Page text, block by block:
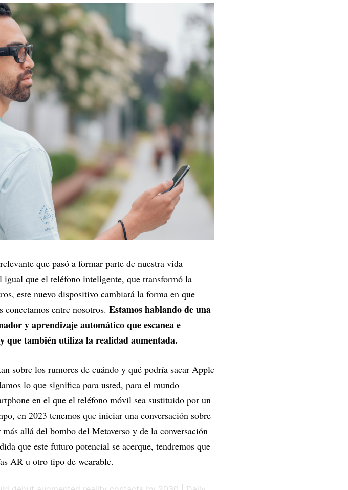
que pasó a formar parte de nuestra vida
que el teléfono inteligente, que transformó la
este nuevo dispositivo cambiará la forma en que
entre nosotros. Estamos hablando de una
y aprendizaje automático que escanea e
que también utiliza la realidad aumentada.
sobre los rumores de cuándo y qué podría sacar Apple
lo que significa para usted, para el mundo
en el que el teléfono móvil sea sustituido por un
en 2023 tenemos que iniciar una conversación sobre
allá del bombo del Metaverso y de la conversación
que este futuro potencial se acerque, tendremos que
AR u otro tipo de wearable.